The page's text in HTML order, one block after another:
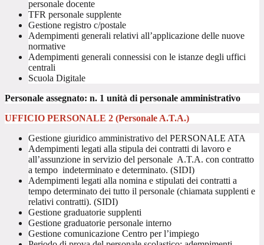
personale docente
TFR personale supplente
Gestione registro c/postale
Adempimenti generali relativi all’applicazione delle nuove
normative
Adempimenti generali connessisi con le istanze degli uffici
centrali
Scuola Digitale
Personale assegnato: n. 1 unità di personale amministrativo
UFFICIO PERSONALE 2 (Personale A.T.A.)
Gestione giuridico amministrativo del PERSONALE ATA
Adempimenti legati alla stipula dei contratti di lavoro e
all’assunzione in servizio del personale A.T.A. con contratto
a tempo indeterminato e determinato. (SIDI)
Adempimenti legati alla nomina e stipulati dei contratti a
tempo determinato dei tutto il personale (chiamata supplenti e
relativi contratti). (SIDI)
Gestione graduatorie supplenti
Gestione graduatorie personale interno
Gestione comunicazione Centro per l’impiego